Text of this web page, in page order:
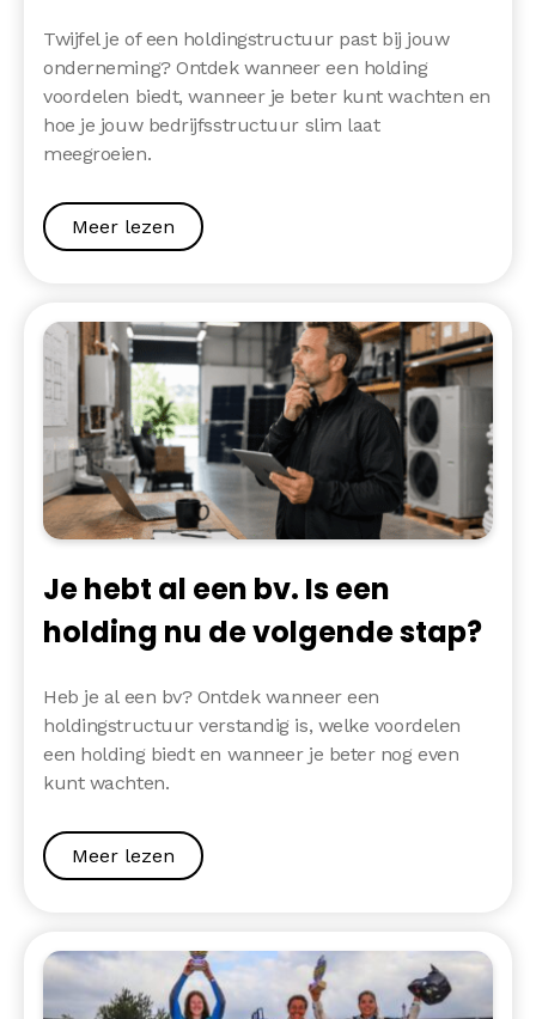
Twijfel je of een holdingstructuur past bij jouw
onderneming? Ontdek wanneer een holding
voordelen biedt, wanneer je beter kunt wachten en
hoe je jouw bedrijfsstructuur slim laat
meegroeien.
Meer lezen
Je hebt al een bv. Is een
holding nu de volgende stap?
Heb je al een bv? Ontdek wanneer een
holdingstructuur verstandig is, welke voordelen
een holding biedt en wanneer je beter nog even
kunt wachten.
Meer lezen